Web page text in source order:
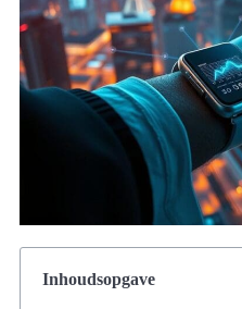
Inhoudsopgave